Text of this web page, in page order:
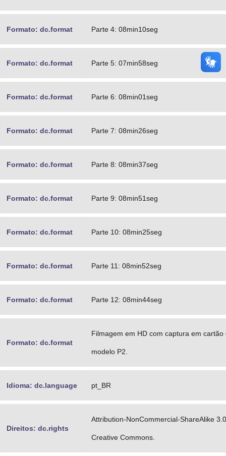
Formato: dc.format Parte 4: 08min10seg
Formato: dc.format Parte 5: 07min58seg
Formato: dc.format Parte 6: 08min01seg
Formato: dc.format Parte 7: 08min26seg
Formato: dc.format Parte 8: 08min37seg
Formato: dc.format Parte 9: 08min51seg
Formato: dc.format Parte 10: 08min25seg
Formato: dc.format Parte 11: 08min52seg
Formato: dc.format Parte 12: 08min44seg
Formato: dc.format
Filmagem em HD com captura em cartão
modelo P2.
Idioma: dc.language pt_BR
Direitos: dc.rights
Attribution-NonCommercial-ShareAlike
Creative Commons.